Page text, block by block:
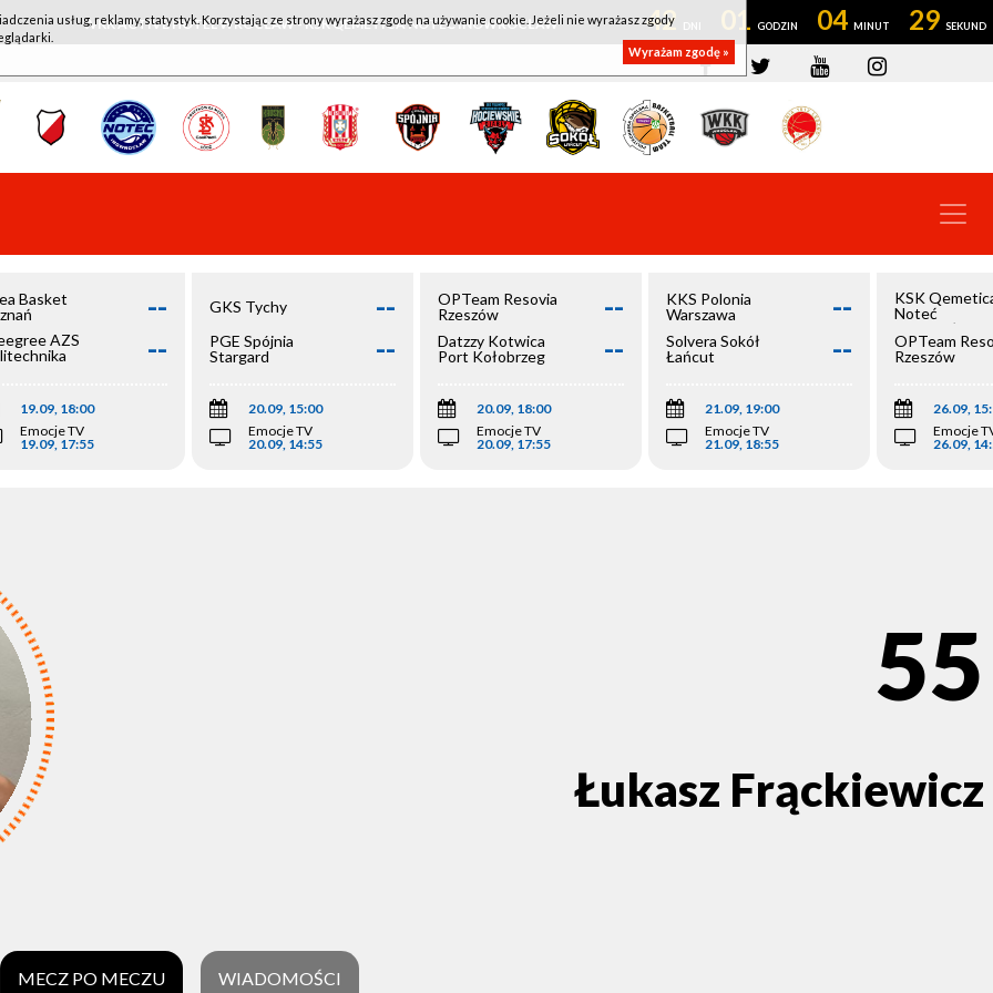
WKK ACTIVE HOTEL WROCŁAW - KSK QEMETICA NOTEĆ INOWROCŁAW 42 01 04 28
Basket
--
AZS
--
19.09, 18:00
Emocje TV
19.09, 17:55
GKS Tychy --
PGE Spójnia
Stargard
--
20.09, 15:00
Emocje TV
20.09, 14:55
OPTeam Resovia
Rzeszów
--
Datzzy Kotwica
Port Kołobrzeg
--
20.09, 18:00
Emocje TV
20.09, 17:55
KKS Polonia
Warszawa
--
Solvera Sokół
Łańcut
--
21.09, 19:00
Emocje TV
21.09, 18:55
KSK
Noteć
Inowrocław
OPTeam
Rzeszów
26.09,
Emocje
26.09,
55
Łukasz Frąckiewicz
MECZ PO MECZU WIADOMOŚCI
usług, reklamy, statystyk. Korzystając ze strony wyrażasz zgodę na używanie cookie. Jeżeli nie wyrażasz zgody
Wyrażam zgodę »